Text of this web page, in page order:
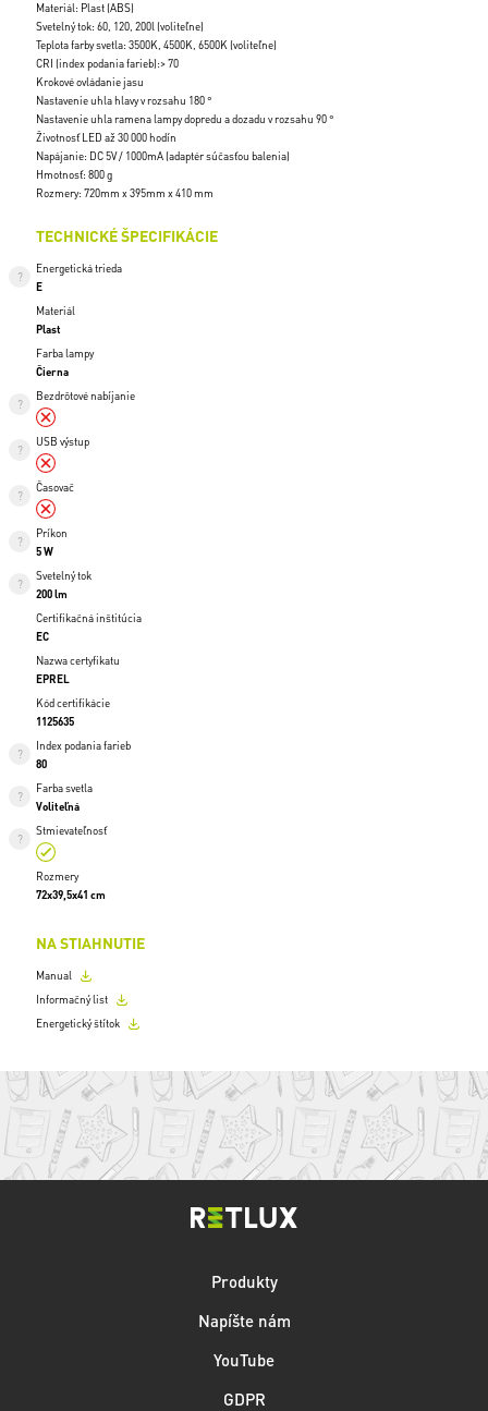
Materiál: Plast (ABS)
Svetelný tok: 60, 120, 200l (voliteľne)
Teplota farby svetla: 3500K, 4500K, 6500K (voliteľne)
CRI (index podania farieb):> 70
Krokové ovládanie jasu
Nastavenie uhla hlavy v rozsahu 180 °
Nastavenie uhla ramena lampy dopredu a dozadu v rozsahu 90 °
Životnosť LED až 30 000 hodín
Napájanie: DC 5V / 1000mA (adaptér súčasťou balenia)
Hmotnosť: 800 g
Rozmery: 720mm x 395mm x 410 mm
TECHNICKÉ ŠPECIFIKÁCIE
Energetická trieda
E
Materiál
Plast
Farba lampy
Čierna
Bezdrôtové nabíjanie
USB výstup
Časovač
Príkon
5 W
Svetelný tok
200 lm
Certifikačná inštitúcia
EC
Nazwa certyfikatu
EPREL
Kód certifikácie
1125635
Index podania farieb
80
Farba svetla
Voliteľná
Stmievateľnosť
Rozmery
72x39,5x41 cm
NA STIAHNUTIE
Manual
Informačný list
Energetický štítok
Produkty
Napíšte nám
YouTube
GDPR